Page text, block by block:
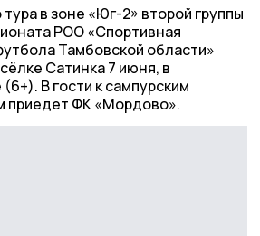
тура в зоне «Юг-2» второй группы
РОО «Спортивная
Тамбовской области»
Сатинка 7 июня, в
В гости к сампурским
приедет ФК «Мордово».